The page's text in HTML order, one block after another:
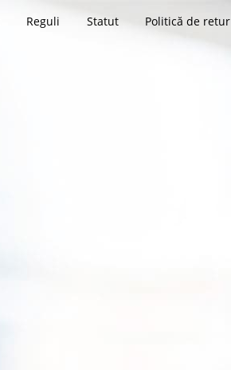
Reguli Statut Politică de retur